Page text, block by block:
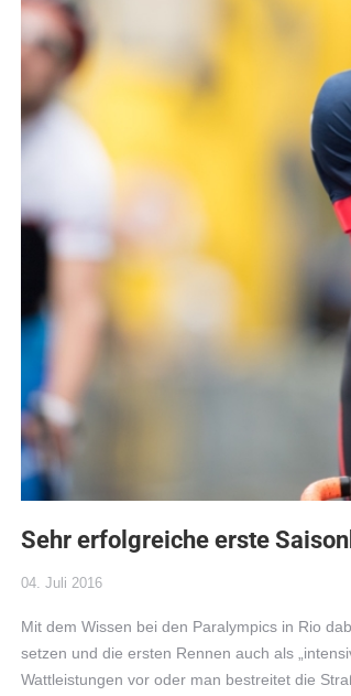
Sehr erfolgreiche erste
04. Juli 2016
Mit dem Wissen bei den Paralympics in Rio
setzen und die ersten Rennen auch als
Wattleistungen vor oder man bestreitet die